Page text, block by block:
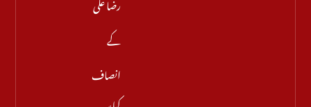
کے
انصاف